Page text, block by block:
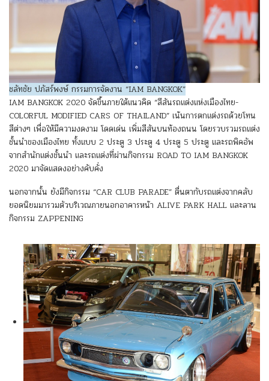
ชลัทชัย ปภัสร์พงษ์ กรรมการจัดงาน “IAM BANGKOK”
IAM BANGKOK 2020 จัดขึ้นภายใต้แนวคิด “สีสันรถแต่งแห่งเมืองไทย-
COLORFUL MODIFIED CARS OF THAILAND” เน้นการตกแต่งรถด้วยโทน
สีต่างๆ เพื่อให้มีความงดงาม โดดเด่น เพิ่มสีสันบนท้องถนน โดยรวบรวมรถแต่ง
ชั้นนำของเมืองไทย ทั้งแบบ 2 ประตู 3 ประตู 4 ประตู 5 ประตู และรถพิคอัพ
จากสำนักแต่งชั้นนำ และรถแต่งที่ผ่านกิจกรรม ROAD TO IAM BANGKOK
2020 มาจัดแสดงอย่างคับคั่ง
นอกจากนั้น ยังมีกิจกรรม “CAR CLUB PARADE” ตื่นตากับรถแต่งจากคลับ
ยอดนิยมมารวมตัวบริเวณภายนอกอาคารหน้า ALIVE PARK HALL และลาน
กิจกรรม ZAPPENING